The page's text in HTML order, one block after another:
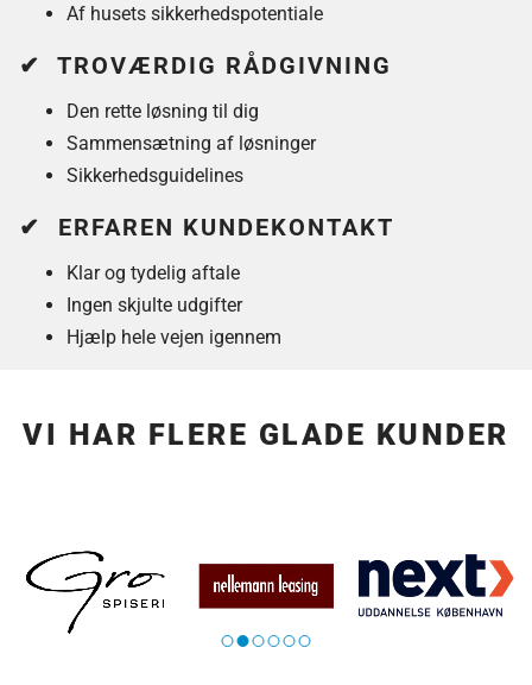
Af husets sikkerhedspotentiale
✔ TROVÆRDIG RÅDGIVNING
Den rette løsning til dig
Sammensætning af løsninger
Sikkerhedsguidelines
✔ ERFAREN KUNDEKONTAKT
Klar og tydelig aftale
Ingen skjulte udgifter
Hjælp hele vejen igennem
VI HAR FLERE GLADE KUNDER